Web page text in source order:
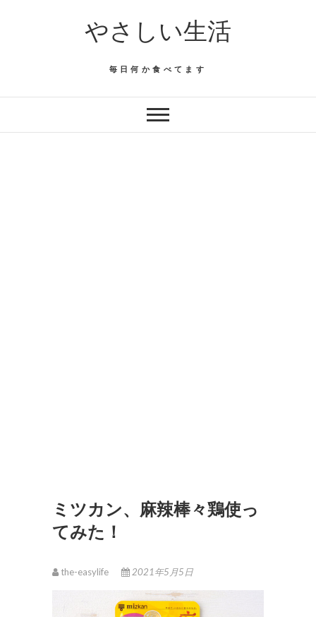
やさしい生活
毎日何か食べてます
ミツカン、麻辣棒々鶏使っ
てみた！
the-easylife 2021年5月5日